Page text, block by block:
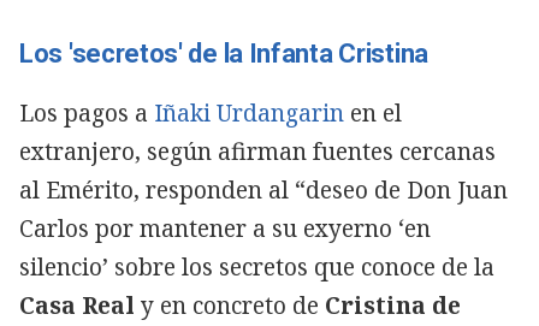
Los 'secretos' de la Infanta Cristina
Los pagos a Iñaki Urdangarin en el
extranjero, según afirman fuentes cercanas
al Emérito, responden al “deseo de Don Juan
Carlos por mantener a su exyerno ‘en
silencio’ sobre los secretos que conoce de la
Casa Real y en concreto de Cristina de